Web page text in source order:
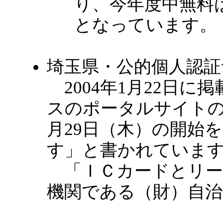
り、今年度中無
となっています。
埼玉県・公的個人認
2004年1月22日に掲
スのポータルサイト
月29日（木）の開始
す」と書かれていま
「ＩＣカードとリ
機関である（財）自